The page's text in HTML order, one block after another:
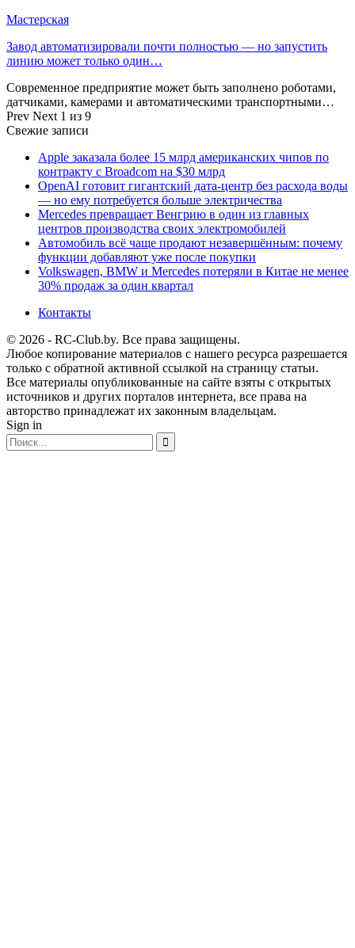
Мастерская
Завод автоматизировали почти полностью — но запустить
линию может только один…
Современное предприятие может быть заполнено роботами,
датчиками, камерами и автоматическими транспортными…
Prev Next 1 из 9
Свежие записи
Apple заказала более 15 млрд американских чипов по
контракту с Broadcom на $30 млрд
OpenAI готовит гигантский дата-центр без расхода воды
— но ему потребуется больше электричества
Mercedes превращает Венгрию в один из главных
центров производства своих электромобилей
Автомобиль всё чаще продают незавершённым: почему
функции добавляют уже после покупки
Volkswagen, BMW и Mercedes потеряли в Китае не менее
30% продаж за один квартал
Контакты
© 2026 - RC-Club.by. Все права защищены.
Любое копирование материалов с нашего ресурса разрешается
только с обратной активной ссылкой на страницу статьи.
Все материалы опубликованные на сайте взяты с открытых
источников и других порталов интернета, все права на
авторство принадлежат их законным владельцам.
Sign in